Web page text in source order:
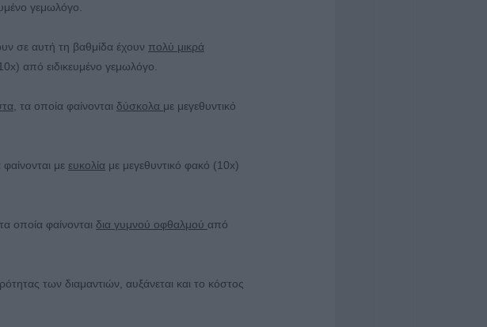
γεμωλόγο.
σε αυτή τη βαθμίδα έχουν πολύ μικρά
από ειδικευμένο γεμωλόγο.
, τα οποία φαίνονται δύσκολα με μεγεθυντικό
φαίνονται με ευκολία με μεγεθυντικό φακό (10x)
, τα οποία φαίνονται δια γυμνού οφθαλμού από
των διαμαντιών, αυξάνεται και το κόστος